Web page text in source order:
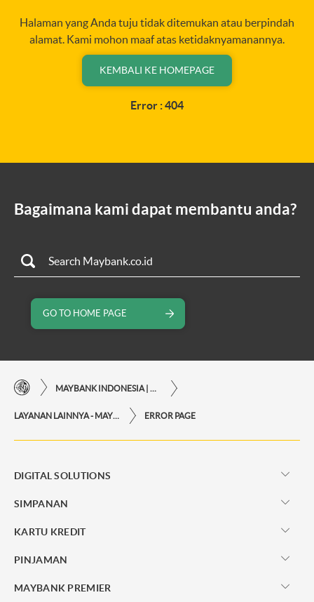
Halaman yang Anda tuju tidak ditemukan atau berpindah
alamat. Kami mohon maaf atas ketidaknyamanannya.
KEMBALI KE HOMEPAGE
Error : 404
Bagaimana kami dapat membantu anda?
GO TO HOME PAGE
ERROR PAGE
DIGITAL SOLUTIONS
SIMPANAN
KARTU KREDIT
PINJAMAN
MAYBANK PREMIER